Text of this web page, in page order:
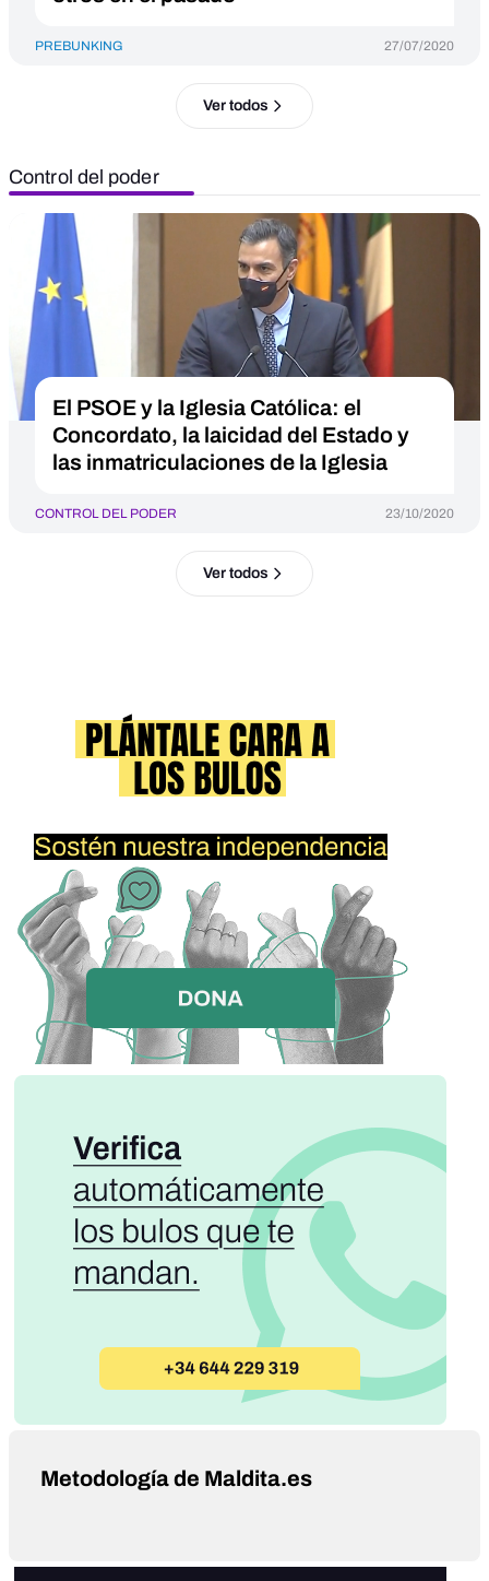
PREBUNKING 27/07/2020
Ver todos
Control del poder
El PSOE y la Iglesia Católica: el
Concordato, la laicidad del Estado y
las inmatriculaciones de la Iglesia
CONTROL DEL PODER 23/10/2020
Ver todos
Metodología de Maldita.es